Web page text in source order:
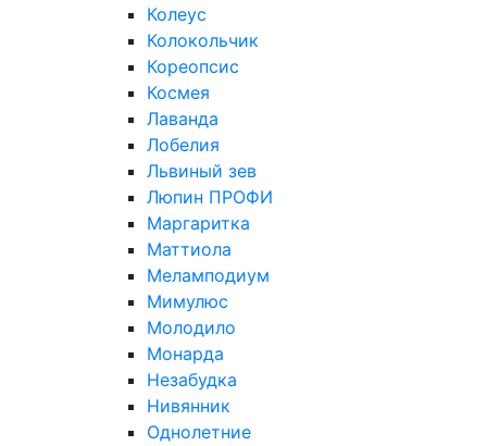
Колеус
Колокольчик
Кореопсис
Космея
Лаванда
Лобелия
Львиный зев
Люпин ПРОФИ
Маргаритка
Маттиола
Меламподиум
Мимулюс
Молодило
Монарда
Незабудка
Нивянник
Однолетние